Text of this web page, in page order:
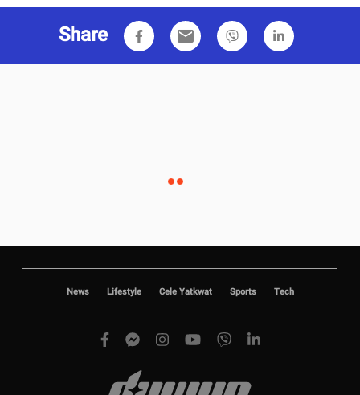
Share email
News Lifestyle Cele Yatkwat Sports Tech